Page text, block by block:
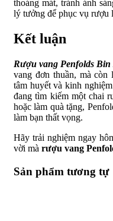
thoáng mát, tránh ánh
lý tưởng để phục vụ rượu
Kết luận
Rượu vang Penfolds Bin
vang đơn thuần, mà còn
tâm huyết và kinh
đang tìm kiếm một chai
hoặc làm quà tặng,
làm bạn thất vọng.
Hãy trải nghiệm ngay
vời mà rượu vang
Sản phẩm tương tự